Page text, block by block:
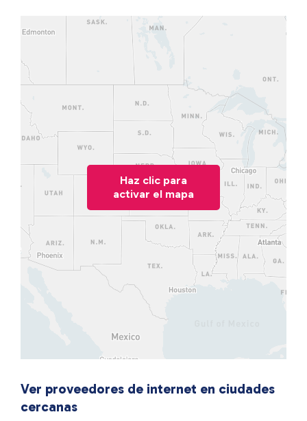
Haz clic para
activar el mapa
Ver proveedores de internet en ciudades
cercanas